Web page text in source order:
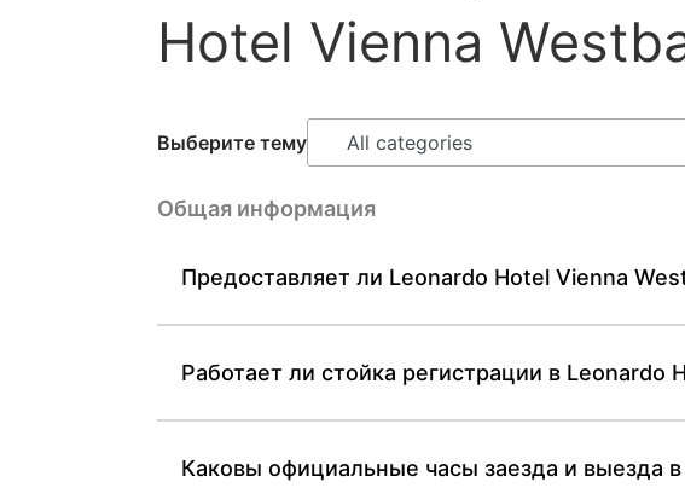
Hotel Vienna
Выберите тему
Общая информация
Предоставляет ли Leonardo Hotel Vienna
Работает ли стойка регистрации в Leonardo
Каковы официальные часы заезда и выезда